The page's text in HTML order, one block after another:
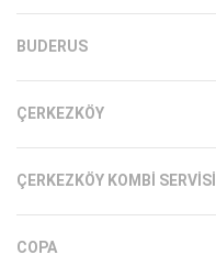
BUDERUS
ÇERKEZKÖY
ÇERKEZKÖY KOMBI SERVISI
COPA